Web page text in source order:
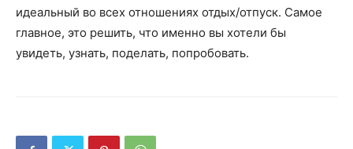
идеальный во всех отношениях отдых/отпуск. Самое
главное, это решить, что именно вы хотели бы
увидеть, узнать, поделать, попробовать.